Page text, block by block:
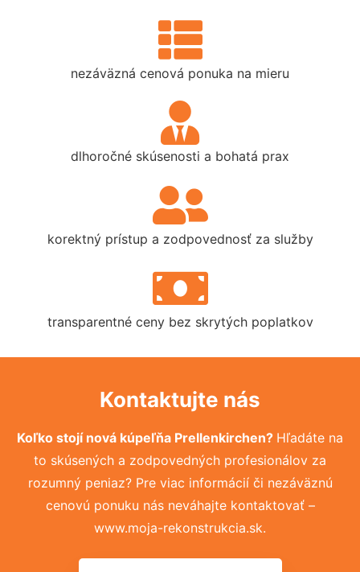
nezáväzná cenová ponuka na mieru
dlhoročné skúsenosti a bohatá prax
korektný prístup a zodpovednosť za služby
transparentné ceny bez skrytých poplatkov
Kontaktujte nás
Koľko stojí nová kúpeľňa Prellenkirchen? Hľadáte na
to skúsených a zodpovedných profesionálov za
rozumný peniaz? Pre viac informácií či nezáväznú
cenovú ponuku nás neváhajte kontaktovať –
www.moja-rekonstrukcia.sk.